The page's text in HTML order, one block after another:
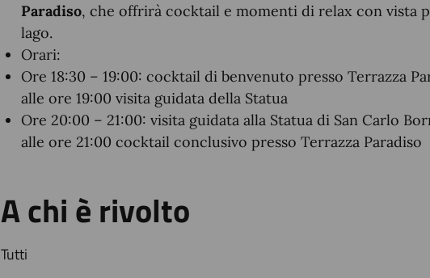
Paradiso, che offrirà cocktail e momenti di relax con vista
lago.
Orari:
Ore 18:30 – 19:00: cocktail di benvenuto presso Terrazza
alle ore 19:00 visita guidata della Statua
Ore 20:00 – 21:00: visita guidata alla Statua di San Carlo
alle ore 21:00 cocktail conclusivo presso Terrazza Paradiso
A chi è rivolto
Tutti